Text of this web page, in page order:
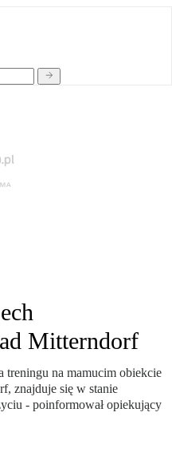
Mitterndorf
treningu na mamucim obiekcie
znajduje się w stanie
- poinformował opiekujący